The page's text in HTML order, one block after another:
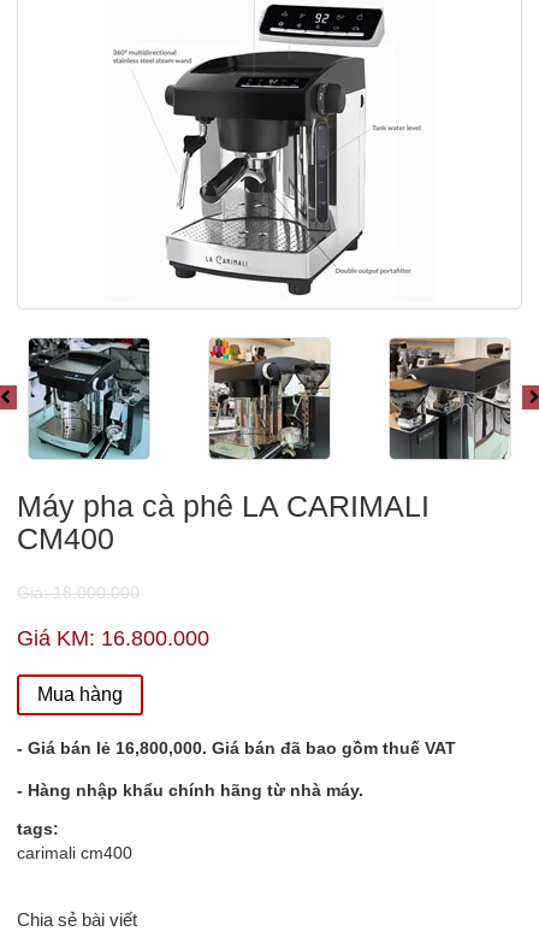
Máy pha cà phê LA CARIMALI
CM400
Giá: 18.000.000
Giá KM: 16.800.000
Mua hàng
- Giá bán lẻ 16,800,000. Giá bán đã bao gồm thuế VAT
- Hàng nhập khẩu chính hãng từ nhà máy.
tags:
carimali cm400
Chia sẻ bài viết